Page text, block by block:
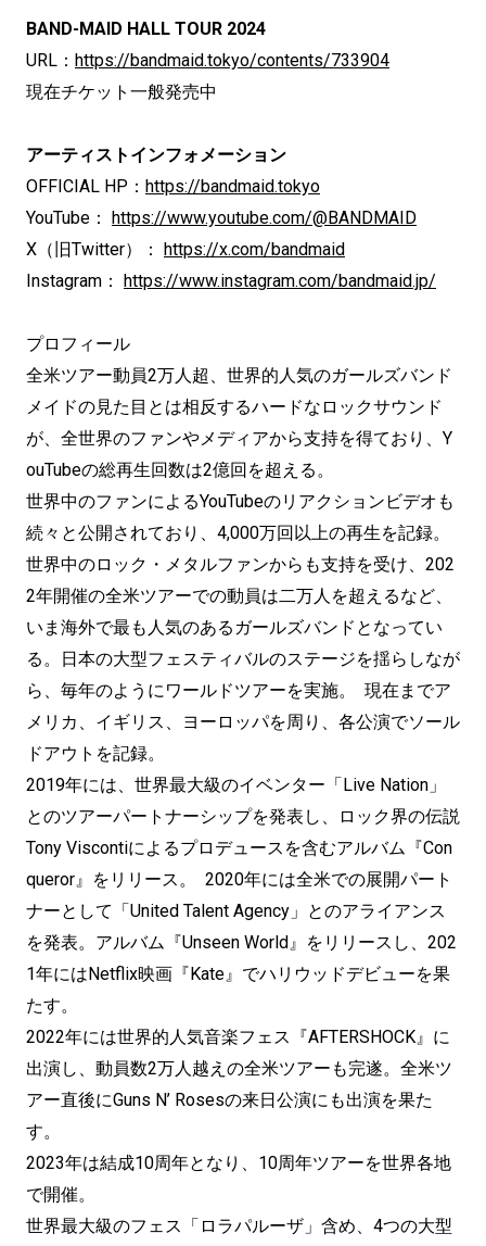
BAND-MAID HALL TOUR 2024
URL： https://bandmaid.tokyo/contents/733904
現在チケット一般発売中
アーティストインフォメーション
OFFICIAL HP： https://bandmaid.tokyo
YouTube：
https://www.youtube.com/@BANDMAID
X（旧Twitter）：
https://x.com/bandmaid
Instagram：
https://www.instagram.com/bandmaid.jp/
プロフィール
全米ツアー動員2万人超、世界的人気のガールズバンド
メイドの見た目とは相反するハードなロックサウンド
が、全世界のファンやメディアから支持を得ており、Y
ouTubeの総再生回数は2億回を超える。
世界中のファンによるYouTubeのリアクションビデオも
続々と公開されており、4,000万回以上の再生を記録。
世界中のロック・メタルファンからも支持を受け、202
2年開催の全米ツアーでの動員は二万人を超えるなど、
いま海外で最も人気のあるガールズバンドとなってい
る。日本の大型フェスティバルのステージを揺らしなが
ら、毎年のようにワールドツアーを実施。 現在までア
メリカ、イギリス、ヨーロッパを周り、各公演でソール
ドアウトを記録。
2019年には、世界最大級のイベンター「Live Nation」
とのツアーパートナーシップを発表し、ロック界の伝説
Tony Viscontiによるプロデュースを含むアルバム『Con
queror』をリリース。 2020年には全米での展開パート
ナーとして「United Talent Agency」とのアライアンス
を発表。アルバム『Unseen World』をリリースし、202
1年にはNetflix映画『Kate』でハリウッドデビューを果
たす。
2022年には世界的人気音楽フェス『AFTERSHOCK』に
出演し、動員数2万人越えの全米ツアーも完遂。全米ツ
アー直後にGuns N’ Rosesの来日公演にも出演を果た
す。
2023年は結成10周年となり、10周年ツアーを世界各地
で開催。
世界最大級のフェス「ロラパルーザ」含め、4つの大型